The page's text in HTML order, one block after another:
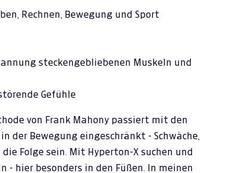
Rechnen, Bewegung und Sport
steckengebliebenen Muskeln und
Gefühle
von Frank Mahony passiert mit den
der Bewegung eingeschränkt - Schwäche,
Folge sein. Mit Hyperton-X suchen und
- hier besonders in den Füßen. In meinen